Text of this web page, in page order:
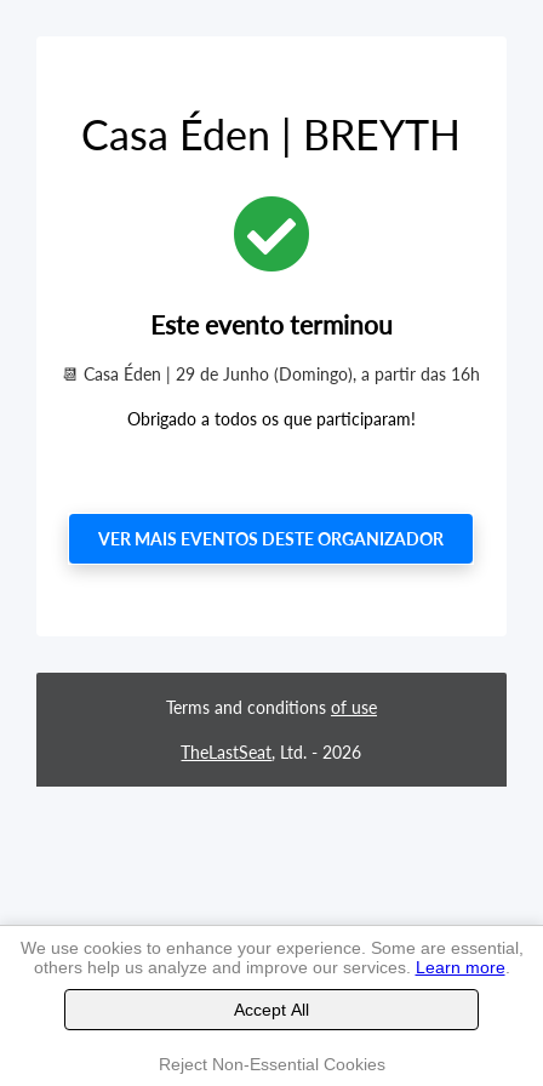
Casa Éden | BREYTH
Este evento terminou
📆 Casa Éden | 29 de Junho (Domingo), a partir das 16h
Obrigado a todos os que participaram!
VER MAIS EVENTOS DESTE ORGANIZADOR
Terms and conditions of use
TheLastSeat, Ltd. - 2026
We use cookies to enhance your experience. Some are essential,
others help us analyze and improve our services. Learn more.
Accept All
Reject Non-Essential Cookies